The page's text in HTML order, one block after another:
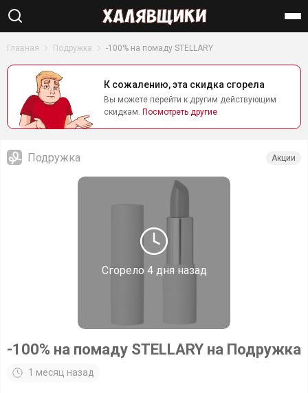
Главная Подружка -100% на помаду STELLARY
К сожалению, эта скидка сгорела
Вы можете перейти к другим действующим
скидкам. Посмотреть другие
Сгорело 4 дня назад
Подружка Акции
-100% на помаду STELLARY на Подружка
1 месяц назад